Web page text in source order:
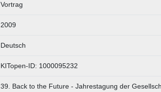
Vortrag
2009
Deutsch
KITopen-ID: 1000095232
39. Back to the Future - Jahrestagung der